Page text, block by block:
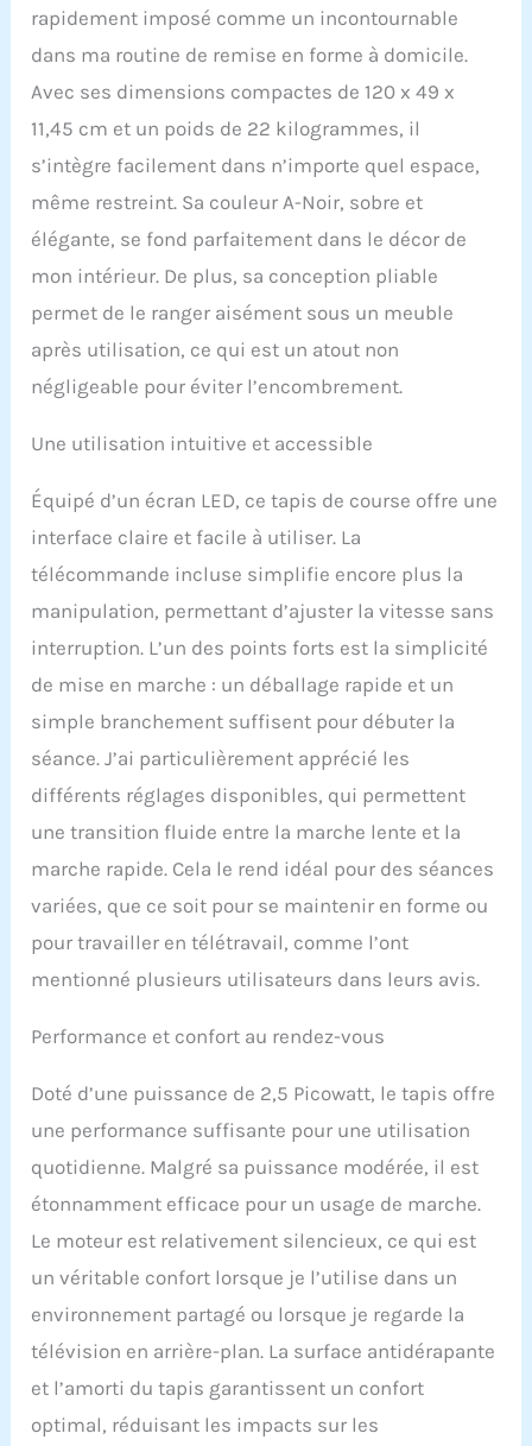
rapidement imposé comme un incontournable
dans ma routine de remise en forme à domicile.
Avec ses dimensions compactes de 120 x 49 x
11,45 cm et un poids de 22 kilogrammes, il
s’intègre facilement dans n’importe quel espace,
même restreint. Sa couleur A-Noir, sobre et
élégante, se fond parfaitement dans le décor de
mon intérieur. De plus, sa conception pliable
permet de le ranger aisément sous un meuble
après utilisation, ce qui est un atout non
négligeable pour éviter l’encombrement.
Une utilisation intuitive et accessible
Équipé d’un écran LED, ce tapis de course offre une
interface claire et facile à utiliser. La
télécommande incluse simplifie encore plus la
manipulation, permettant d’ajuster la vitesse sans
interruption. L’un des points forts est la simplicité
de mise en marche : un déballage rapide et un
simple branchement suffisent pour débuter la
séance. J’ai particulièrement apprécié les
différents réglages disponibles, qui permettent
une transition fluide entre la marche lente et la
marche rapide. Cela le rend idéal pour des séances
variées, que ce soit pour se maintenir en forme ou
pour travailler en télétravail, comme l’ont
mentionné plusieurs utilisateurs dans leurs avis.
Performance et confort au rendez-vous
Doté d’une puissance de 2,5 Picowatt, le tapis offre
une performance suffisante pour une utilisation
quotidienne. Malgré sa puissance modérée, il est
étonnamment efficace pour un usage de marche.
Le moteur est relativement silencieux, ce qui est
un véritable confort lorsque je l’utilise dans un
environnement partagé ou lorsque je regarde la
télévision en arrière-plan. La surface antidérapante
et l’amorti du tapis garantissent un confort
optimal, réduisant les impacts sur les